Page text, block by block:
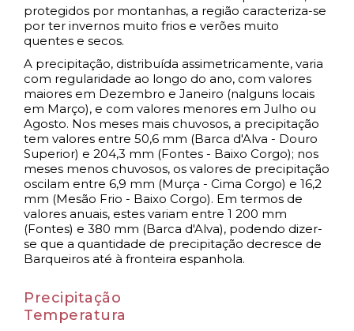
protegidos por montanhas, a região caracteriza-se
por ter invernos muito frios e verões muito
quentes e secos.
A precipitação, distribuída assimetricamente, varia
com regularidade ao longo do ano, com valores
maiores em Dezembro e Janeiro (nalguns locais
em Março), e com valores menores em Julho ou
Agosto. Nos meses mais chuvosos, a precipitação
tem valores entre 50,6 mm (Barca d'Alva - Douro
Superior) e 204,3 mm (Fontes - Baixo Corgo); nos
meses menos chuvosos, os valores de precipitação
oscilam entre 6,9 mm (Murça - Cima Corgo) e 16,2
mm (Mesão Frio - Baixo Corgo). Em termos de
valores anuais, estes variam entre 1 200 mm
(Fontes) e 380 mm (Barca d'Alva), podendo dizer-
se que a quantidade de precipitação decresce de
Barqueiros até à fronteira espanhola.
Precipitação
Temperatura